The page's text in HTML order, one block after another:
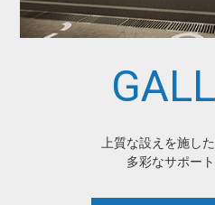
上質な設えを施し
多彩なサポート